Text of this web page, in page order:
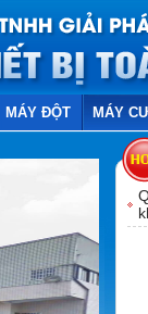
MÁY ĐỘT MÁY